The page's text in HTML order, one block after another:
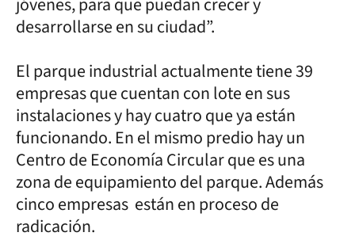
desarrollarse en su ciudad”.
El parque industrial actualmente tiene 39
empresas que cuentan con lote en sus
instalaciones y hay cuatro que ya están
funcionando. En el mismo predio hay un
Centro de Economía Circular que es una
zona de equipamiento del parque. Además
cinco empresas están en proceso de
radicación.